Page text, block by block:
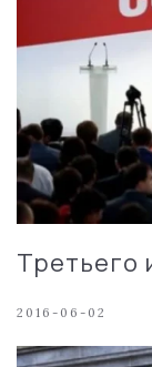
Третьего
2016-06-02